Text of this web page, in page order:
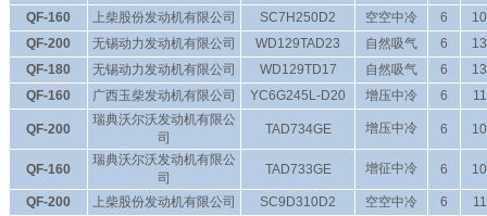
QF-160
上柴股份发动机有限公司 SC7H250D2 空空中冷 6
QF-200
无锡动力发动机有限公司 WD129TAD23 自然吸气 6
QF-180
无锡动力发动机有限公司 WD129TD17 自然吸气 6
QF-160
广西玉柴发动机有限公司 YC6G245L-D20 增压中冷 6
QF-200
瑞典沃尔沃发动机有限公
司
TAD734GE 增压中冷 6
QF-160
瑞典沃尔沃发动机有限公
司
TAD733GE 增征中冷 6
QF-200 上柴股份发动机有限公司 SC9D310D2 空空中冷 6